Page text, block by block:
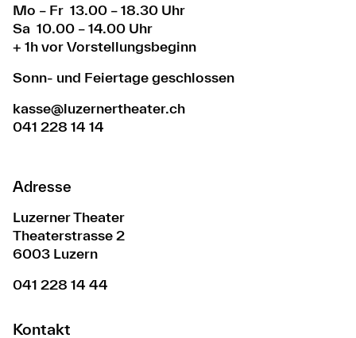
Mo – Fr 13.00 – 18.30 Uhr
Sa 10.00 – 14.00 Uhr
+ 1h vor Vorstellungsbeginn
Sonn- und Feiertage geschlossen
kasse@luzernertheater.ch
041 228 14 14
Adresse
Luzerner Theater
Theaterstrasse 2
6003 Luzern
041 228 14 44
Kontakt